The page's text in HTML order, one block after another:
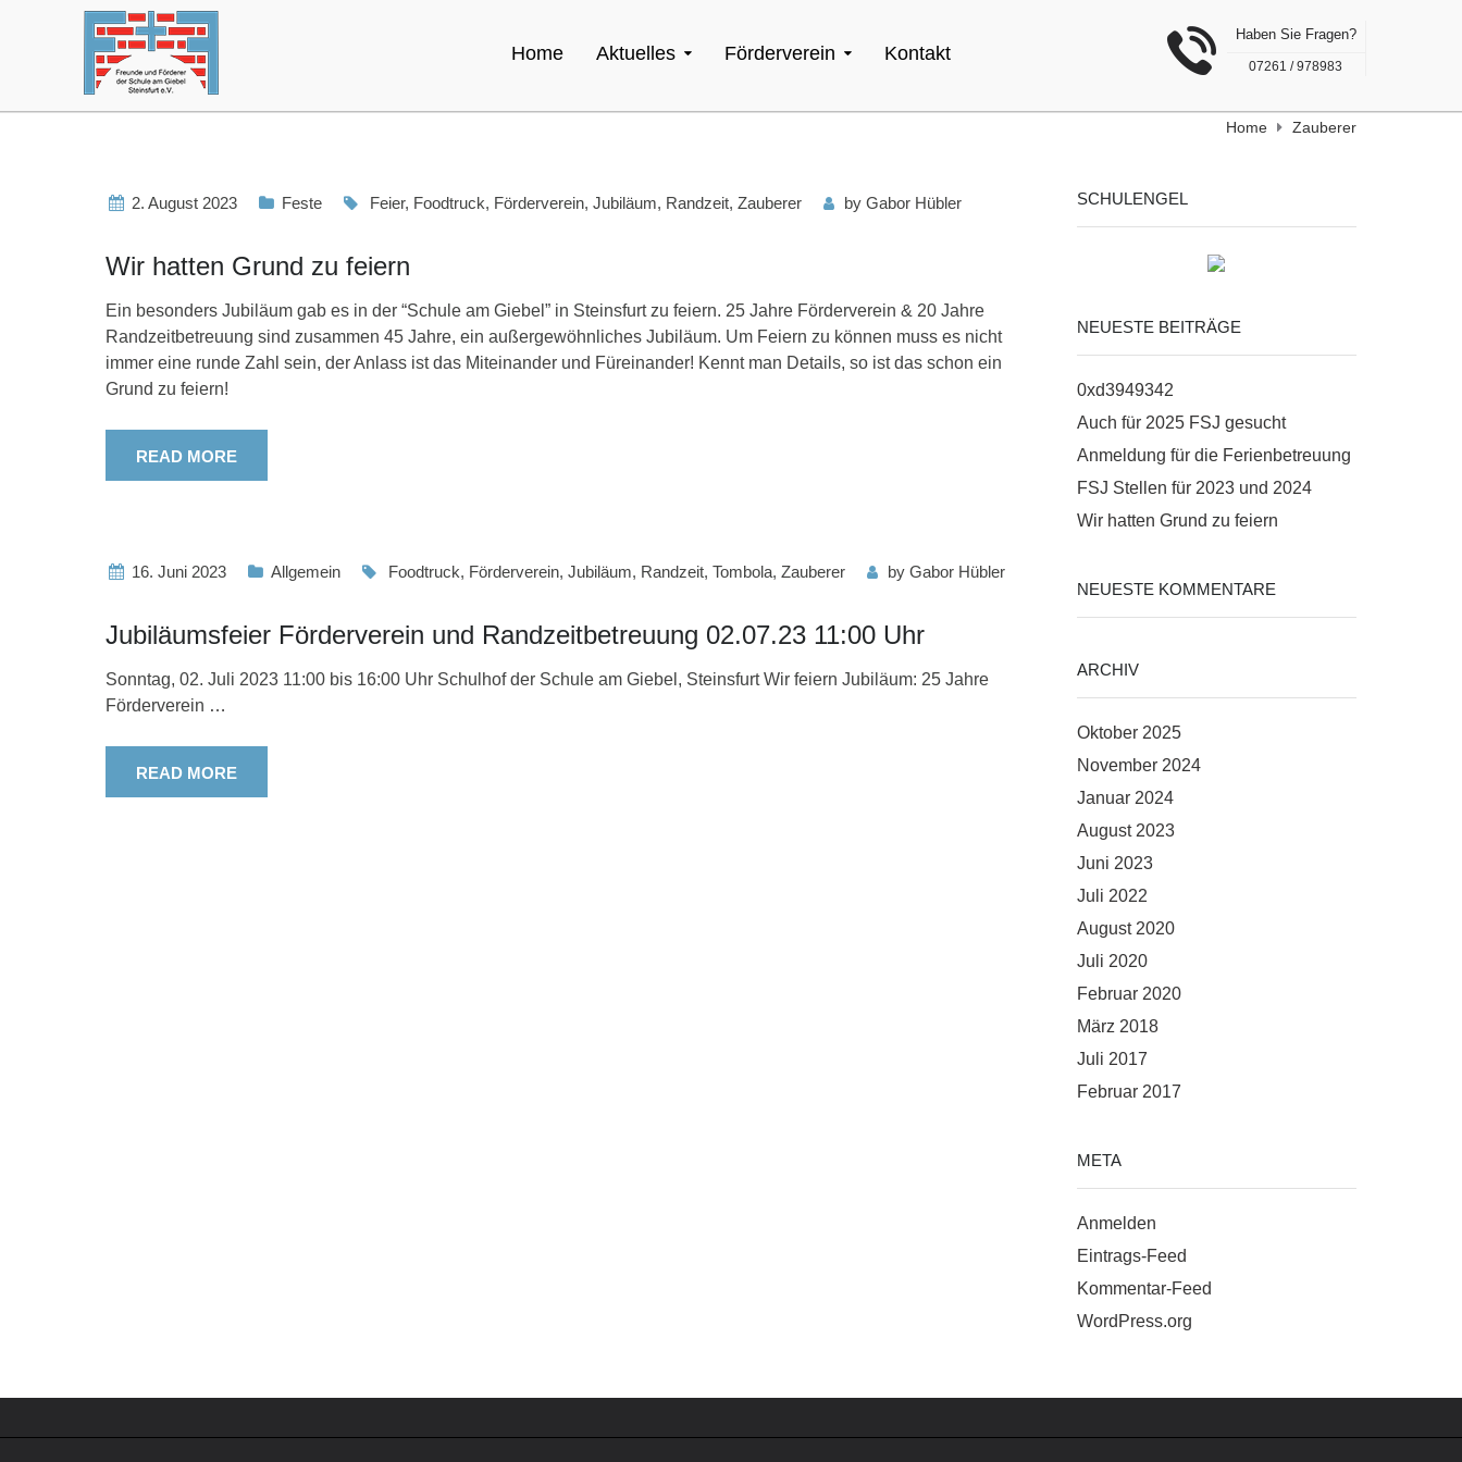
Home Aktuelles Förderverein Kontakt
Haben Sie Fragen?
07261 / 978983
Home Zauberer
2. August 2023 Feste Feier, Foodtruck, Förderverein, Jubiläum, Randzeit, Zauberer by Gabor Hübler
Wir hatten Grund zu feiern
Ein besonders Jubiläum gab es in der “Schule am Giebel” in Steinsfurt zu feiern. 25 Jahre Förderverein & 20 Jahre
Randzeitbetreuung sind zusammen 45 Jahre, ein außergewöhnliches Jubiläum. Um Feiern zu können muss es nicht
immer eine runde Zahl sein, der Anlass ist das Miteinander und Füreinander! Kennt man Details, so ist das schon ein
Grund zu feiern!
READ MORE
16. Juni 2023 Allgemein Foodtruck, Förderverein, Jubiläum, Randzeit, Tombola, Zauberer by Gabor Hübler
Jubiläumsfeier Förderverein und Randzeitbetreuung 02.07.23 11:00 Uhr
Sonntag, 02. Juli 2023 11:00 bis 16:00 Uhr Schulhof der Schule am Giebel, Steinsfurt Wir feiern Jubiläum: 25 Jahre
Förderverein …
READ MORE
SCHULENGEL
NEUESTE BEITRÄGE
0xd3949342
Auch für 2025 FSJ gesucht
Anmeldung für die Ferienbetreuung
FSJ Stellen für 2023 und 2024
Wir hatten Grund zu feiern
NEUESTE KOMMENTARE
ARCHIV
Oktober 2025
November 2024
Januar 2024
August 2023
Juni 2023
Juli 2022
August 2020
Juli 2020
Februar 2020
März 2018
Juli 2017
Februar 2017
META
Anmelden
Eintrags-Feed
Kommentar-Feed
WordPress.org